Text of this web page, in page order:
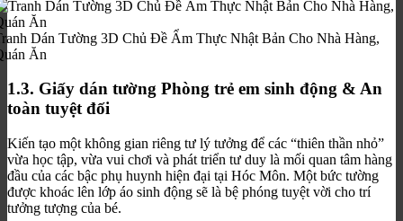
Dán Tường 3D Chủ Đề Ẩm Thực Nhật Bản Cho Nhà Hàng,
Ăn
1.3. Giấy dán tường Phòng trẻ em sinh động & An
toàn tuyệt đối
Kiến tạo một không gian riêng tư lý tưởng để các “thiên thần nhỏ”
vừa học tập, vừa vui chơi và phát triển tư duy là mối quan tâm hàng
đầu của các bậc phụ huynh hiện đại tại Hóc Môn. Một bức tường
được khoác lên lớp áo sinh động sẽ là bệ phóng tuyệt vời cho trí
tưởng tượng của bé.